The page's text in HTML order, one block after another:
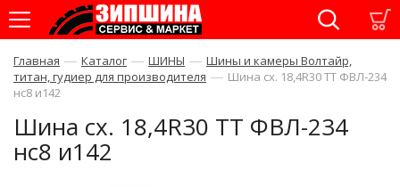
Главная — Каталог — ШИНЫ — Шины и камеры Волтайр,
титан, гудиер для производителя — Шина сх. 18,4R30 ТТ ФВЛ-234
нс8 и142
Шина сх. 18,4R30 ТТ ФВЛ-234
нс8 и142